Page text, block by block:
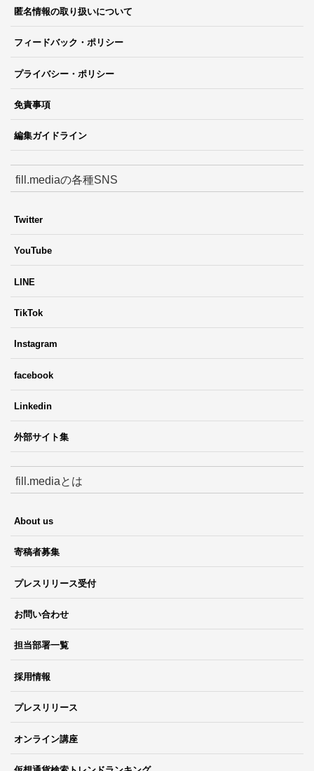
匿名情報の取り扱いについて
フィードバック・ポリシー
プライバシー・ポリシー
免責事項
編集ガイドライン
fill.mediaの各種SNS
Twitter
YouTube
LINE
TikTok
Instagram
facebook
Linkedin
外部サイト集
fill.mediaとは
About us
寄稿者募集
プレスリリース受付
お問い合わせ
担当部署一覧
採用情報
プレスリリース
オンライン講座